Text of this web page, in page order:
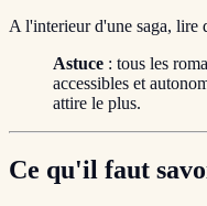
A l'interieur d'une saga, lire
Astuce : tous les
accessibles et
attire le plus.
Ce qu'il faut